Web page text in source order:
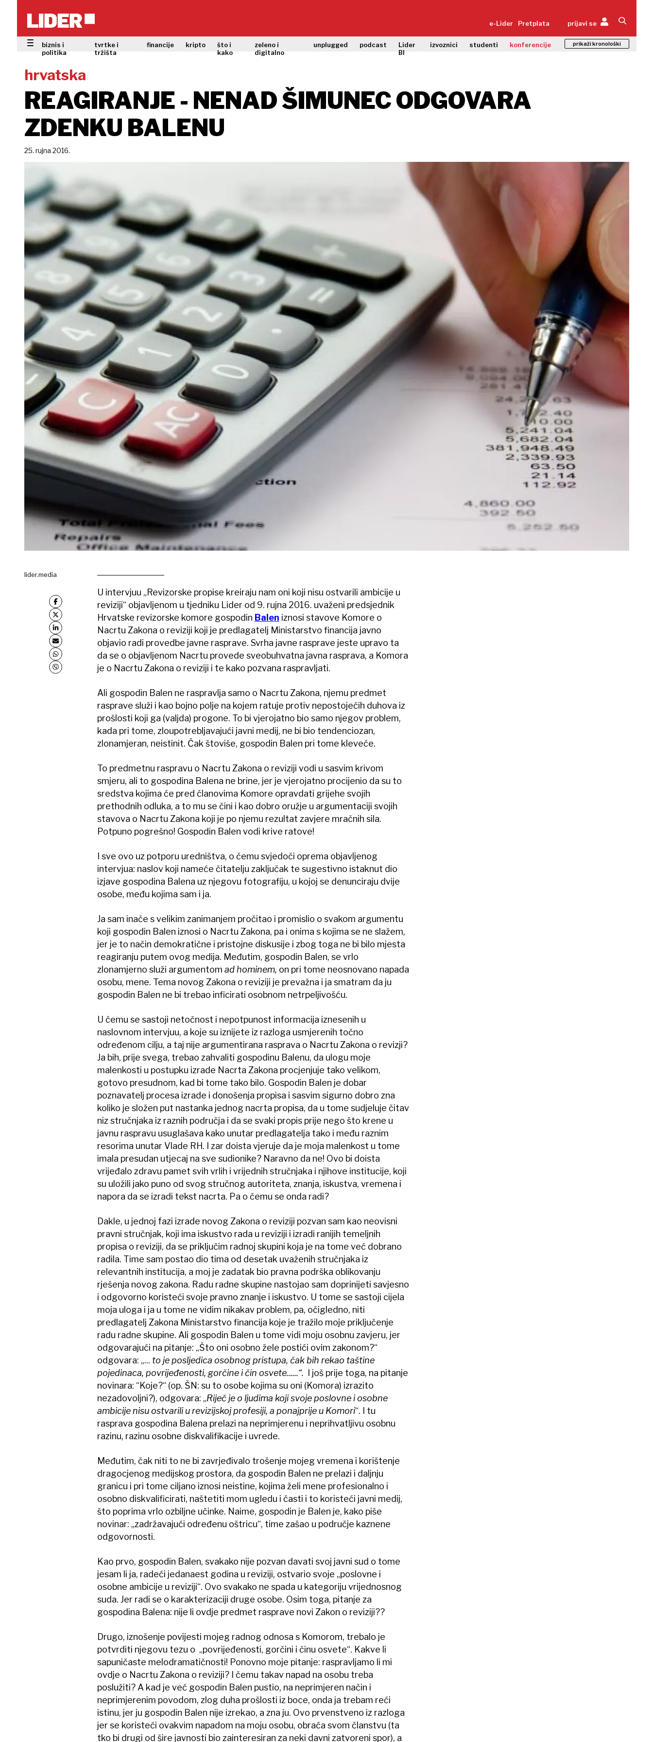
e-Lider Pretplata prijavi se
biznis i
politika
tvrtke i
tržišta
financije kripto
što i
kako
zeleno i
digitalno
unplugged podcast
Lider
BI
izvoznici studenti konferencije prikaži kronološki
hrvatska
REAGIRANJE - NENAD ŠIMUNEC ODGOVARA
ZDENKU BALENU
25. rujna 2016.
lider.media
U intervjuu „Revizorske propise kreiraju nam oni koji nisu ostvarili ambicije u
reviziji“ objavljenom u tjedniku Lider od 9. rujna 2016. uvaženi predsjednik
Hrvatske revizorske komore gospodin Balen iznosi stavove Komore o
Nacrtu Zakona o reviziji koji je predlagatelj Ministarstvo financija javno
objavio radi provedbe javne rasprave. Svrha javne rasprave jeste upravo ta
da se o objavljenom Nacrtu provede sveobuhvatna javna rasprava, a Komora
je o Nacrtu Zakona o reviziji i te kako pozvana raspravljati.
Ali gospodin Balen ne raspravlja samo o Nacrtu Zakona, njemu predmet
rasprave služi i kao bojno polje na kojem ratuje protiv nepostojećih duhova iz
prošlosti koji ga (valjda) progone. To bi vjerojatno bio samo njegov problem,
kada pri tome, zloupotrebljavajući javni medij, ne bi bio tendenciozan,
zlonamjeran, neistinit. Čak štoviše, gospodin Balen pri tome kleveće.
To predmetnu raspravu o Nacrtu Zakona o reviziji vodi u sasvim krivom
smjeru, ali to gospodina Balena ne brine, jer je vjerojatno procijenio da su to
sredstva kojima će pred članovima Komore opravdati grijehe svojih
prethodnih odluka, a to mu se čini i kao dobro oružje u argumentaciji svojih
stavova o Nacrtu Zakona koji je po njemu rezultat zavjere mračnih sila.
Potpuno pogrešno! Gospodin Balen vodi krive ratove!
I sve ovo uz potporu uredništva, o čemu svjedoči oprema objavljenog
intervjua: naslov koji nameće čitatelju zaključak te sugestivno istaknut dio
izjave gospodina Balena uz njegovu fotografiju, u kojoj se denunciraju dvije
osobe, među kojima sam i ja.
Ja sam inače s velikim zanimanjem pročitao i promislio o svakom argumentu
koji gospodin Balen iznosi o Nacrtu Zakona, pa i onima s kojima se ne slažem,
jer je to način demokratične i pristojne diskusije i zbog toga ne bi bilo mjesta
reagiranju putem ovog medija. Međutim, gospodin Balen, se vrlo
zlonamjerno služi argumentom ad hominem, on pri tome neosnovano napada
osobu, mene. Tema novog Zakona o reviziji je prevažna i ja smatram da ju
gospodin Balen ne bi trebao inficirati osobnom netrpeljivošću.
U čemu se sastoji netočnost i nepotpunost informacija iznesenih u
naslovnom intervjuu, a koje su iznijete iz razloga usmjerenih točno
određenom cilju, a taj nije argumentirana rasprava o Nacrtu Zakona o revizji?
Ja bih, prije svega, trebao zahvaliti gospodinu Balenu, da ulogu moje
malenkosti u postupku izrade Nacrta Zakona procjenjuje tako velikom,
gotovo presudnom, kad bi tome tako bilo. Gospodin Balen je dobar
poznavatelj procesa izrade i donošenja propisa i sasvim sigurno dobro zna
koliko je složen put nastanka jednog nacrta propisa, da u tome sudjeluje čitav
niz stručnjaka iz raznih područja i da se svaki propis prije nego što krene u
javnu raspravu usuglašava kako unutar predlagatelja tako i među raznim
resorima unutar Vlade RH. I zar doista vjeruje da je moja malenkost u tome
imala presudan utjecaj na sve sudionike? Naravno da ne! Ovo bi doista
vrijeđalo zdravu pamet svih vrlih i vrijednih stručnjaka i njihove institucije, koji
su uložili jako puno od svog stručnog autoriteta, znanja, iskustva, vremena i
napora da se izradi tekst nacrta. Pa o čemu se onda radi?
Dakle, u jednoj fazi izrade novog Zakona o reviziji pozvan sam kao neovisni
pravni stručnjak, koji ima iskustvo rada u reviziji i izradi ranijih temeljnih
propisa o reviziji, da se priključim radnoj skupini koja je na tome već dobrano
radila. Time sam postao dio tima od desetak uvaženih stručnjaka iz
relevantnih institucija, a moj je zadatak bio pravna podrška oblikovanju
rješenja novog zakona. Radu radne skupine nastojao sam doprinijeti savjesno
i odgovorno koristeći svoje pravno znanje i iskustvo. U tome se sastoji cijela
moja uloga i ja u tome ne vidim nikakav problem, pa, očigledno, niti
predlagatelj Zakona Ministarstvo financija koje je tražilo moje priključenje
radu radne skupine. Ali gospodin Balen u tome vidi moju osobnu zavjeru, jer
odgovarajući na pitanje: „Što oni osobno žele postići ovim zakonom?“
odgovara: „... to je posljedica osobnog pristupa, čak bih rekao taštine
pojedinaca, povrijeđenosti, gorčine i čin osvete......“. I još prije toga, na pitanje
novinara: “Koje?“ (op. ŠN: su to osobe kojima su oni (Komora) izrazito
nezadovoljni?), odgovara: „Riječ je o ljudima koji svoje poslovne i osobne
ambicije nisu ostvarili u revizijskoj profesiji, a ponajprije u Komori“. I tu
rasprava gospodina Balena prelazi na neprimjerenu i neprihvatljivu osobnu
razinu, razinu osobne diskvalifikacije i uvrede.
Međutim, čak niti to ne bi zavrjeđivalo trošenje mojeg vremena i korištenje
dragocjenog medijskog prostora, da gospodin Balen ne prelazi i daljnju
granicu i pri tome ciljano iznosi neistine, kojima želi mene profesionalno i
osobno diskvalificirati, naštetiti mom ugledu i časti i to koristeći javni medij,
što poprima vrlo ozbiljne učinke. Naime, gospodin je Balen je, kako piše
novinar: „zadržavajući određenu oštricu“, time zašao u područje kaznene
odgovornosti.
Kao prvo, gospodin Balen, svakako nije pozvan davati svoj javni sud o tome
jesam li ja, radeći jedanaest godina u reviziji, ostvario svoje „poslovne i
osobne ambicije u reviziji“. Ovo svakako ne spada u kategoriju vrijednosnog
suda. Jer radi se o karakterizaciji druge osobe. Osim toga, pitanje za
gospodina Balena: nije li ovdje predmet rasprave novi Zakon o reviziji??
Drugo, iznošenje povijesti mojeg radnog odnosa s Komorom, trebalo je
potvrditi njegovu tezu o „povrijeđenosti, gorčini i činu osvete“. Kakve li
sapuničaste melodramatičnosti! Ponovno moje pitanje: raspravljamo li mi
ovdje o Nacrtu Zakona o reviziji? I čemu takav napad na osobu treba
poslužiti? A kad je već gospodin Balen pustio, na neprimjeren način i
neprimjerenim povodom, zlog duha prošlosti iz boce, onda ja trebam reći
istinu, jer ju gospodin Balen nije izrekao, a zna ju. Ovo prvenstveno iz razloga
jer se koristeći ovakvim napadom na moju osobu, obraća svom članstvu (ta
tko bi drugi od šire javnosti bio zainteresiran za neki davni zatvoreni spor), a